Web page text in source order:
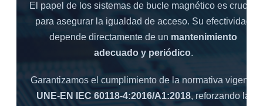
El papel de los sistemas de bucle magnético es crucial
para asegurar la igualdad de acceso. Su efectividad
depende directamente de un mantenimiento
adecuado y periódico.
Garantizamos el cumplimiento de la normativa vigente
UNE-EN IEC 60118-4:2016/A1:2018, reforzando la